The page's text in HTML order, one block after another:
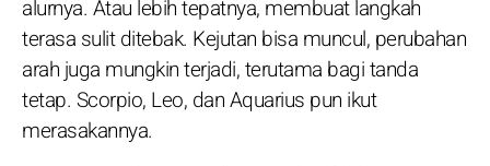
alurnya. Atau lebih tepatnya, membuat langkah
terasa sulit ditebak. Kejutan bisa muncul, perubahan
arah juga mungkin terjadi, terutama bagi tanda
tetap. Scorpio, Leo, dan Aquarius pun ikut
merasakannya.